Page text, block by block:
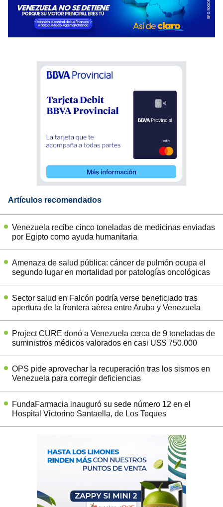
Artículos recomendados
Venezuela recibe cinco toneladas de medicinas enviadas
por Egipto como ayuda humanitaria
Amenaza de salud pública: cáncer de pulmón ocupa el
segundo lugar en mortalidad por patologías oncológicas
Sector salud en Falcón podría verse beneficiado tras
apertura de la frontera aérea entre Aruba y Venezuela
Project CURE donó a Venezuela cerca de 9 toneladas de
suministros médicos valorados en casi US$ 750.000
OPS pide aprovechar la recuperación tras los sismos en
Venezuela para corregir deficiencias
FundaFarmacia inauguró su sede número 12 en el
Hospital Victorino Santaella, de Los Teques